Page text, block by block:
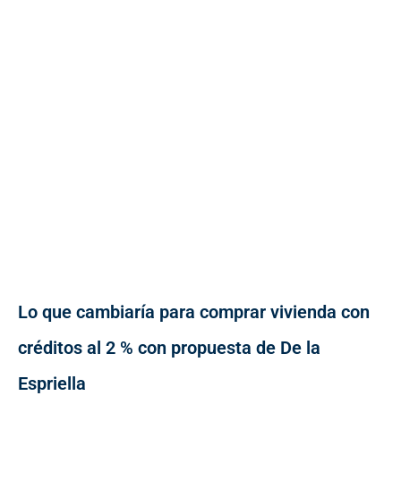
Lo que cambiaría para comprar vivienda con
créditos al 2 % con propuesta de De la
Espriella